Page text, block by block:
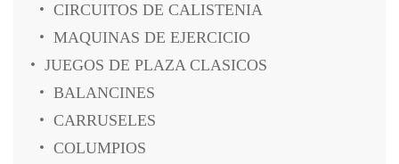
CIRCUITOS DE CALISTENIA
MAQUINAS DE EJERCICIO
JUEGOS DE PLAZA CLASICOS
BALANCINES
CARRUSELES
COLUMPIOS